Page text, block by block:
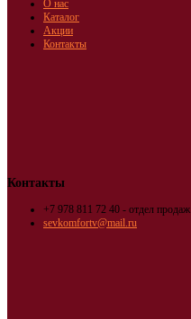
О нас
Каталог
Акции
Контакты
Контакты
+7 978 811 72 40 - отдел продаж
sevkomfortv@mail.ru